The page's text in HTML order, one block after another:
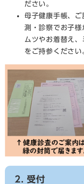
ださい。
母子健康手帳、
測・診察でお子様
ムツやお着替え
をご持参ください
2. 受付